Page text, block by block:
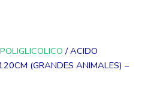
/ ACIDO
(GRANDES ANIMALES) –